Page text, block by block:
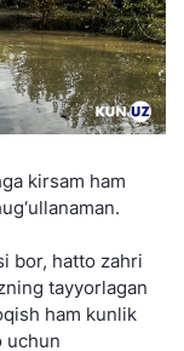
kirsam ham
bor, hatto zahri
tayyorlagan
ham kunlik
uchun